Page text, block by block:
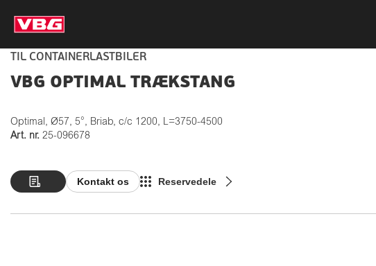
TIL CONTAINERLASTBILER
VBG OPTIMAL TRÆKSTANG
Optimal, Ø57, 5°, Briab, c/c 1200, L=3750-4500
Art. nr. 25-096678
Kontakt os Reservedele